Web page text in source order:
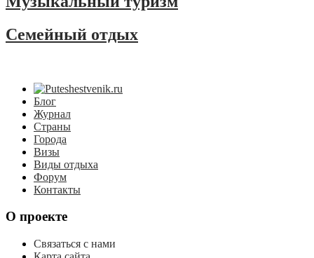
Семейный отдых
Блог
Журнал
Страны
Города
Визы
Виды отдыха
Форум
Контакты
О проекте
Связаться с нами